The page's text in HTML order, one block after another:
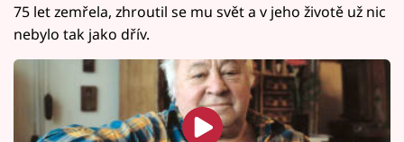
75 let zemřela, zhroutil se mu svět a v jeho životě už nic
nebylo tak jako dřív.